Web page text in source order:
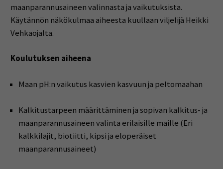
maanparannusaineen valinnasta ja vaikutuksista.
Käytännön näkökulmaa aiheesta kuullaan viljelijä Heikki
Vehkaojalta.
Koulutuksen aiheena
Maan pH:n vaikutus kasvien kasvuun ja peltomaahan
Kalkitustarpeen määrittäminen ja sopivan kalkitus- ja
maanparannusaineen valinta erilaisille maille (Eri
kalkkilajit, biotiitti, kipsi ja eloperäiset
maanparannusaineet)